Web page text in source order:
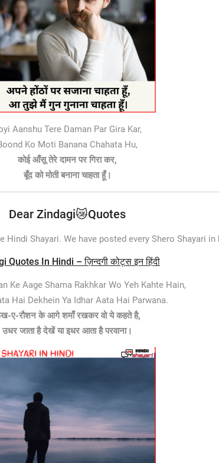
Aanshu Tere Daman Par Gira Kar,
Ko Moti Banana Chahata Hu,
कोई आँसू तेरे दामन पर गिरा कर,
बूँद को मोती बनाना चाहता हूँ।
Dear Zindagi😿Quotes
Hindi Shayari. We have posted every Shero Shayari
Quotes In Hindi – ज़िन्दगी कोट्स इन हिंदी
Ke Aage Shama Rakhkar Wo Yeh Kahte Hain,
Hai Dekhein Ya Idhar Aata Hai Parwana.
ए-रौशन के आगे शमाँ रखकर वो ये कहते है,
उधर जाता है देखें या इधर आता है परवाना।